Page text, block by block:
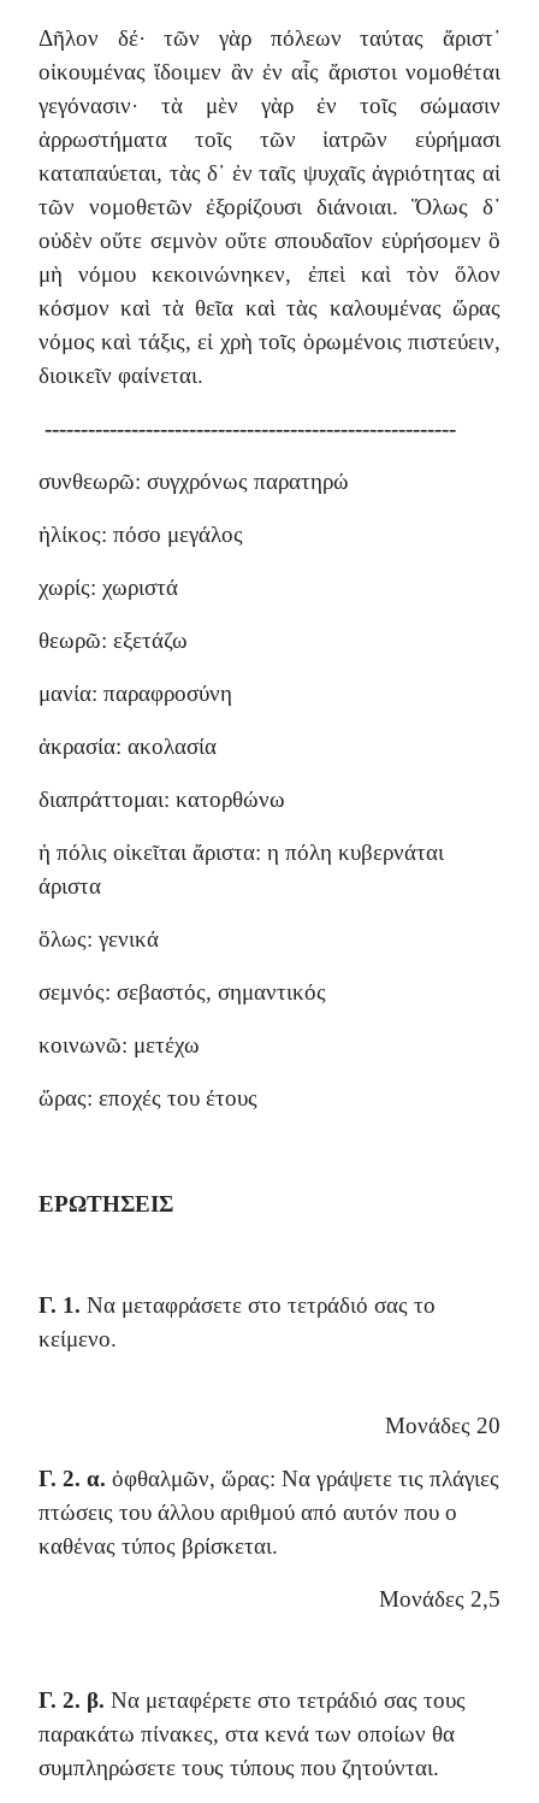
Δῆλον δέ· τῶν γὰρ πόλεων ταύτας ἄριστ᾽
οἰκουμένας ἴδοιμεν ἂν ἐν αἷς ἄριστοι νομοθέται
γεγόνασιν· τὰ μὲν γὰρ ἐν τοῖς σώμασιν
ἀρρωστήματα τοῖς τῶν ἰατρῶν εὑρήμασι
καταπαύεται, τὰς δ᾽ ἐν ταῖς ψυχαῖς ἀγριότητας αἱ
τῶν νομοθετῶν ἐξορίζουσι διάνοιαι. Ὅλως δ᾽
οὐδὲν οὔτε σεμνὸν οὔτε σπουδαῖον εὑρήσομεν ὃ
μὴ νόμου κεκοινώνηκεν, ἐπεὶ καὶ τὸν ὅλον
κόσμον καὶ τὰ θεῖα καὶ τὰς καλουμένας ὥρας
νόμος καὶ τάξις, εἰ χρὴ τοῖς ὁρωμένοις πιστεύειν,
διοικεῖν φαίνεται.
---------------------------------------------------------
συνθεωρῶ: συγχρόνως παρατηρώ
ἡλίκος: πόσο μεγάλος
χωρίς: χωριστά
θεωρῶ: εξετάζω
μανία: παραφροσύνη
ἀκρασία: ακολασία
διαπράττομαι: κατορθώνω
ἡ πόλις οἰκεῖται ἄριστα: η πόλη κυβερνάται
άριστα
ὅλως: γενικά
σεμνός: σεβαστός, σημαντικός
κοινωνῶ: μετέχω
ὥρας: εποχές του έτους
ΕΡΩΤΗΣΕΙΣ
Γ. 1. Να μεταφράσετε στο τετράδιό σας το
κείμενο.
Μονάδες 20
Γ. 2. α. ὀφθαλμῶν, ὥρας: Να γράψετε τις πλάγιες
πτώσεις του άλλου αριθμού από αυτόν που ο
καθένας τύπος βρίσκεται.
Μονάδες 2,5
Γ. 2. β. Να μεταφέρετε στο τετράδιό σας τους
παρακάτω πίνακες, στα κενά των οποίων θα
συμπληρώσετε τους τύπους που ζητούνται.